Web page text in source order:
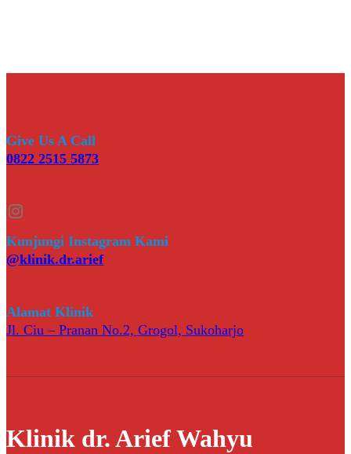
Give Us A Call
0822 2515 5873
Instagram
Kunjungi Instagram Kami
@klinik.dr.arief
Alamat Klinik
Jl. Ciu – Pranan No.2, Grogol, Sukoharjo
Klinik dr. Arief Wahyu